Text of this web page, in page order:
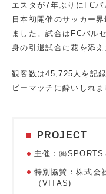
エスタが7年ぶりにFCバ
日本初開催のサッカー
ました。試合はFCバル
身の引退試合に花を添え
観客数は45,725人を記
ビーマッチに酔いしれま
PROJECT
主催：㈱SPORTS
特別協賛：株式会
（VITAS)